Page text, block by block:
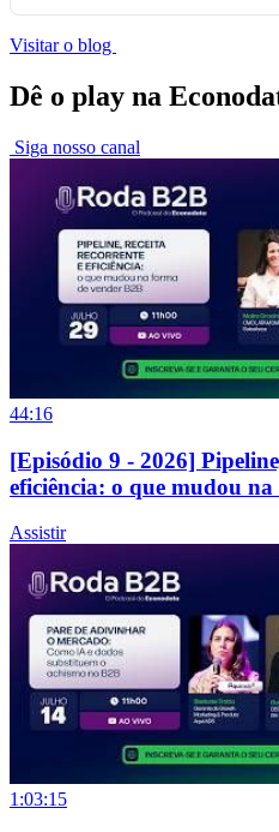
Visitar o blog
Dê o play na
Siga nosso canal
44:16
[Episódio 9 - 2026]
eficiência: o que mudou
Assistir
1:03:15